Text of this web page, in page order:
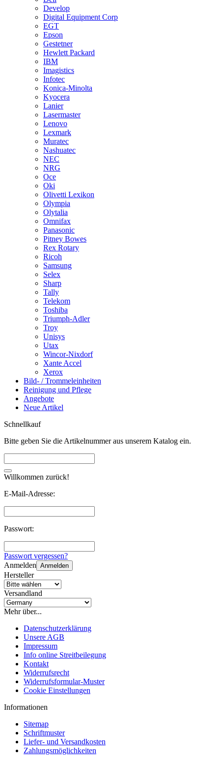
Develop
Digital Equipment Corp
EGT
Epson
Gestetner
Hewlett Packard
IBM
Imagistics
Infotec
Konica-Minolta
Kyocera
Lanier
Lasermaster
Lenovo
Lexmark
Muratec
Nashuatec
NEC
NRG
Oce
Oki
Olivetti Lexikon
Olympia
Olytalia
Omnifax
Panasonic
Pitney Bowes
Rex Rotary
Ricoh
Samsung
Selex
Sharp
Tally
Telekom
Toshiba
Triumph-Adler
Troy
Unisys
Utax
Wincor-Nixdorf
Xante Accel
Xerox
Bild- / Trommeleinheiten
Reinigung und Pflege
Angebote
Neue Artikel
Schnellkauf
Bitte geben Sie die Artikelnummer aus unserem Katalog ein.
Willkommen zurück!
E-Mail-Adresse:
Passwort:
Passwort vergessen?
Anmelden Anmelden
Hersteller
Versandland
Mehr über...
Datenschutzerklärung
Unsere AGB
Impressum
Info online Streitbeilegung
Kontakt
Widerrufsrecht
Widerrufsformular-Muster
Cookie Einstellungen
Informationen
Sitemap
Schriftmuster
Liefer- und Versandkosten
Zahlungsmöglichkeiten